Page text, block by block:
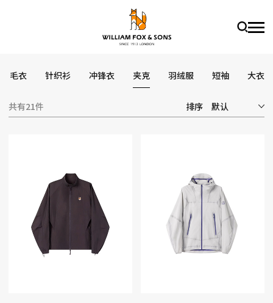
毛衣 针织衫 冲锋衣 夹克 羽绒服 短袖 大衣
共有21件 排序 默认